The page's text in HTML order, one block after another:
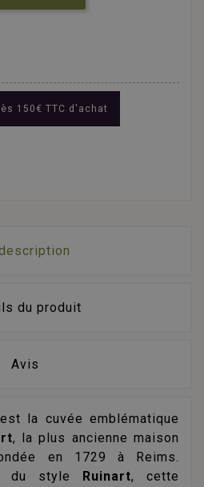
150€ TTC d'achat
du produit
Avis
est la cuvée emblématique
, la plus ancienne maison
en 1729 à Reims.
du style Ruinart, cette